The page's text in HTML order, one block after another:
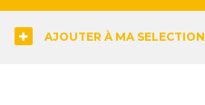
AJOUTER À MA SELECTION